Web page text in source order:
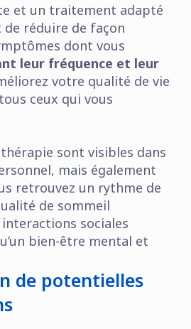
et un traitement adapté
réduire de façon
dont vous
leur fréquence et leur
votre qualité de vie
ceux qui vous
sont visibles dans
mais également
retrouvez un rythme de
de sommeil
sociales
bien-être mental et
de potentielles